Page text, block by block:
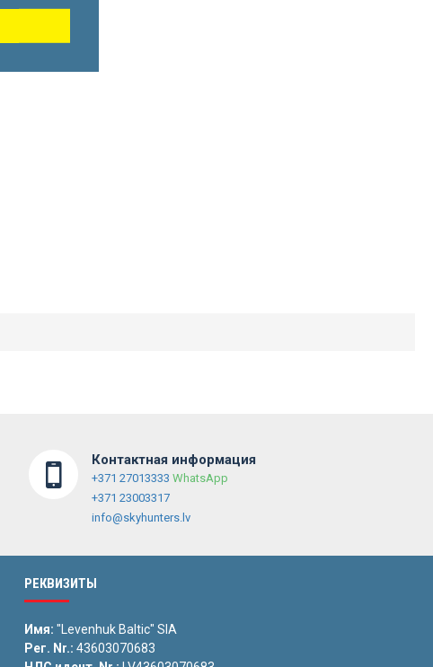
Контактная информация
+371 27013333 WhatsApp
+371 23003317
info@skyhunters.lv
РЕКВИЗИТЫ
Имя: "Levenhuk Baltic" SIA
Рег. Nr.: 43603070683